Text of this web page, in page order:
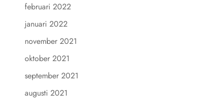
februari 2022
januari 2022
november 2021
oktober 2021
september 2021
augusti 2021